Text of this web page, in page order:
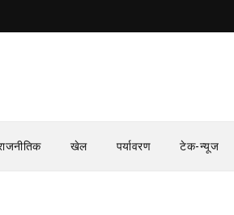
खेल पर्यावरण टेक-न्यूज